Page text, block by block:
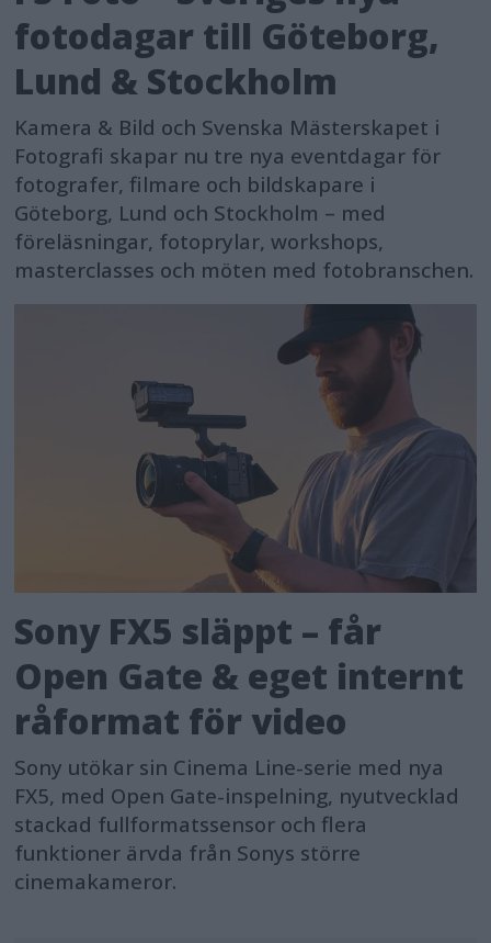
fotodagar till Göteborg,
Lund & Stockholm
Kamera & Bild och Svenska Mästerskapet i
Fotografi skapar nu tre nya eventdagar för
fotografer, filmare och bildskapare i
Göteborg, Lund och Stockholm – med
föreläsningar, fotoprylar, workshops,
masterclasses och möten med fotobranschen.
Sony FX5 släppt – får
Open Gate & eget internt
råformat för video
Sony utökar sin Cinema Line-serie med nya
FX5, med Open Gate-inspelning, nyutvecklad
stackad fullformatssensor och flera
funktioner ärvda från Sonys större
cinemakameror.